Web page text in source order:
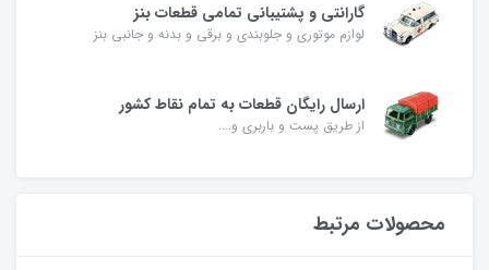
گارانتی و پشتیبانی تمامی قطعات بنز
لوازم موتوری و جلوبندی و برقی و بدنه و جانبی بنز
ارسال رایگان قطعات به تمام نقاط کشور
از طریق پست و باربری و....
محصولات مرتبط